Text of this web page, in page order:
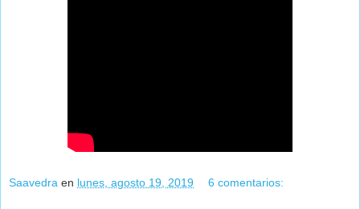
Saavedra en lunes, agosto 19, 2019 6 comentarios: